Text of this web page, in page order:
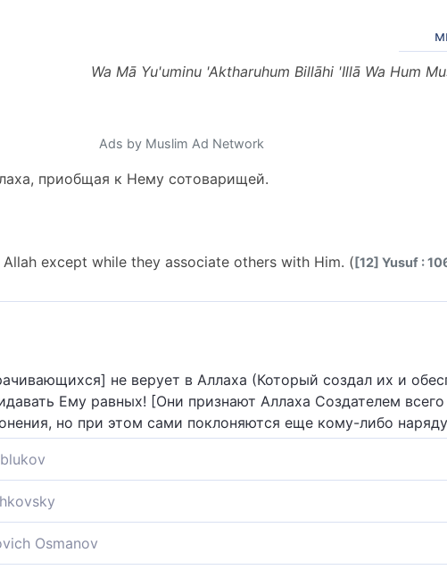
Wa Mā Yu'uminu 'Aktharuhum Billāhi 'Illā Wa Hum
Ads by Muslim Ad Network
приобщая к Нему сотоварищей.
except while they associate others with Him. ([12] Yusuf :
не верует в Аллаха (Который создал их и
Ему равных! [Они признают Аллаха Создателем
но при этом сами поклоняются еще кому-либо
как присоединяя к Нему других богов.
в Аллаха без того, чтобы не присоединять к Нему
Osmanov